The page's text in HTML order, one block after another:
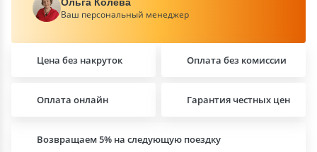
Ваш персональный менеджер
Цена без накруток Оплата без комиссии
Возвращаем 5% на следующую поездку
Оплата онлайн Гарантия честных цен